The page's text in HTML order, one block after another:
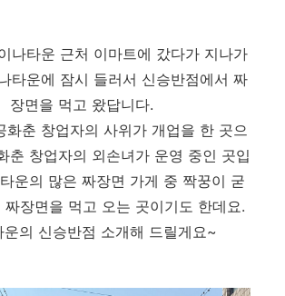
나타운 근처 이마트에 갔다가 지나가
타운에 잠시 들러서 신승반점에서 짜
장면을 먹고 왔답니다.
화춘 창업자의 사위가 개업을 한 곳으
춘 창업자의 외손녀가 운영 중인 곳입
운의 많은 짜장면 가게 중 짝꿍이 굳
짜장면을 먹고 오는 곳이기도 한데요.
운의 신승반점 소개해 드릴게요~